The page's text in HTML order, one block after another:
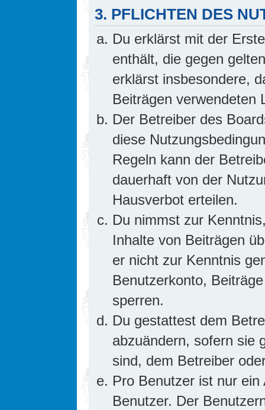
3. PFLICHTEN DES
Du erklärst mit der
enthält, die gegen
erklärst insbesondere,
Beiträgen verwendeten
Der Betreiber des
diese
Regeln kann der
dauerhaft von der
Hausverbot erteilen.
Du nimmst zur
Inhalte von Beiträgen
er nicht zur Kenntnis
Benutzerkonto,
sperren.
Du gestattest dem
abzuändern, sofern sie
sind, dem Betreiber
Pro Benutzer ist nur
Benutzer. Der